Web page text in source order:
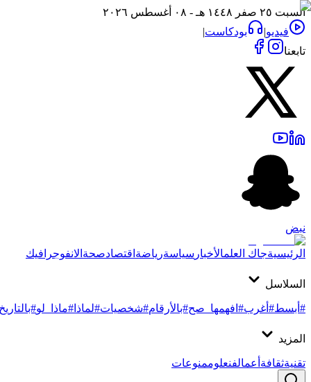
السبت ٢٥ صفر ١٤٤٨ هـ - ٠٨ أغسطس ٢٠٢٦
فيديو| بودكاست|
تابعنا
نبض
الرئيسيةجاك العلمالأخبار سياسةرياضةاقتصادصحةالانفوجرافيك
السلاسل
#أبسط#أغرب#افهمها_صح#بالأرقام#شخصيات#لماذا #ماذا_لو#بالتاريخ
المزيد
تقنيةثقافةأعمالفنعلوممنوعات